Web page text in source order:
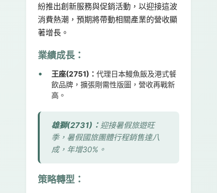
紛推出創新服務與促銷活動，以迎接這波
消費熱潮，預期將帶動相關產業的營收顯
著增長。
業績成長：
王座(2751)： 代理日本鰻魚飯及港式餐
飲品牌，擴張剛需性版圖，營收再戰新
高。
雄獅(2731)： 迎接暑假旅遊旺
季，暑假國旅團體行程銷售達八
成，年增30%。
策略轉型：